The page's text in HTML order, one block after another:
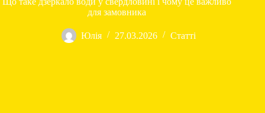
для замовника
Юлія 27.03.2026 Статті